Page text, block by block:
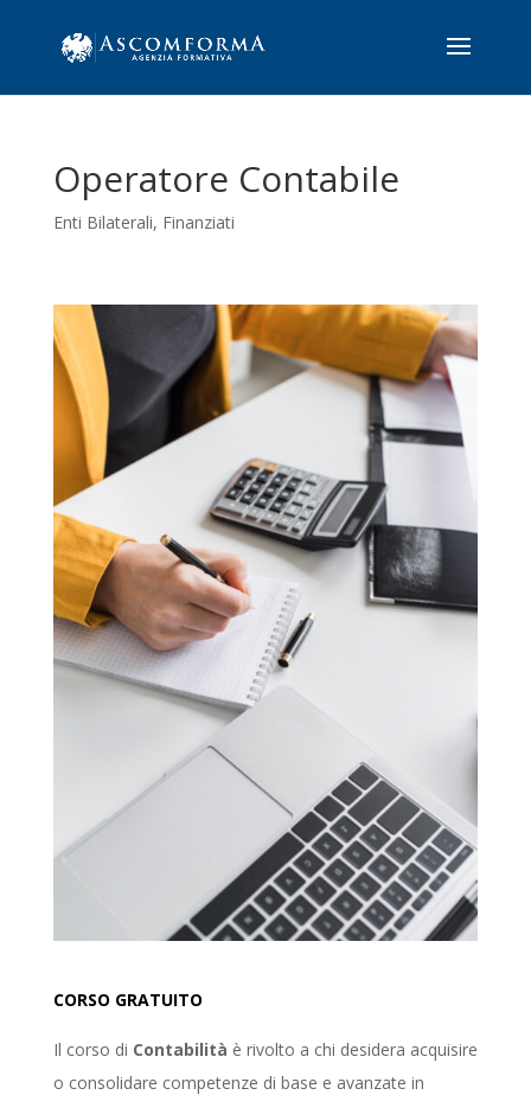
Operatore Contabile
Enti Bilaterali, Finanziati
CORSO GRATUITO
Il corso di Contabilità è rivolto a chi desidera acquisire
o consolidare competenze di base e avanzate in